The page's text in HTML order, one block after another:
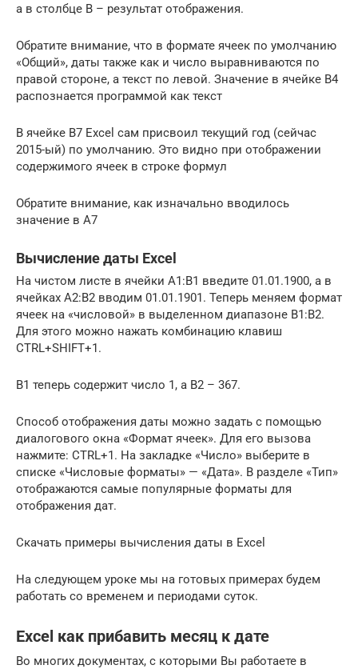
а в столбце B – результат отображения.
Обратите внимание, что в формате ячеек по умолчанию
«Общий», даты также как и число выравниваются по
правой стороне, а текст по левой. Значение в ячейке B4
распознается программой как текст
В ячейке B7 Excel сам присвоил текущий год (сейчас
2015-ый) по умолчанию. Это видно при отображении
содержимого ячеек в строке формул
Обратите внимание, как изначально вводилось
значение в A7
Вычисление даты Excel
На чистом листе в ячейки А1:B1 введите 01.01.1900, а в
ячейках A2:B2 вводим 01.01.1901. Теперь меняем формат
ячеек на «числовой» в выделенном диапазоне B1:B2.
Для этого можно нажать комбинацию клавиш
CTRL+SHIFT+1.
B1 теперь содержит число 1, а B2 – 367.
Способ отображения даты можно задать с помощью
диалогового окна «Формат ячеек». Для его вызова
нажмите: CTRL+1. На закладке «Число» выберите в
списке «Числовые форматы» — «Дата». В разделе «Тип»
отображаются самые популярные форматы для
отображения дат.
Скачать примеры вычисления даты в Excel
На следующем уроке мы на готовых примерах будем
работать со временем и периодами суток.
Excel как прибавить месяц к дате
Во многих документах, с которыми Вы работаете в